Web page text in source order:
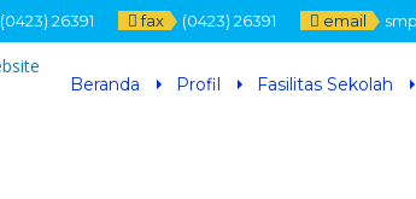
(0423) 26391 fax (0423) 26391 email
Beranda Profil Fasilitas Sekolah